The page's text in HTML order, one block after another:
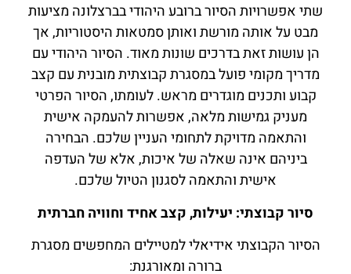
שתי אפשרויות הסיור ברובע היהודי בברצלונה מציעות
מבט על אותה מורשת ואותן סמטאות היסטוריות, אך
הן עושות זאת בדרכים שונות מאוד. הסיור היהודי עם
מדריך מקומי פועל במסגרת קבוצתית מובנית עם קצב
קבוע ותכנים מוגדרים מראש. לעומתו, הסיור הפרטי
מעניק גמישות מלאה, אפשרות להעמקה אישית
והתאמה מדויקת לתחומי העניין שלכם. הבחירה
ביניהם אינה שאלה של איכות, אלא של העדפה
אישית והתאמה לסגנון הטיול שלכם.
סיור קבוצתי: יעילות, קצב אחיד וחוויה חברתית
הסיור הקבוצתי אידיאלי למטיילים המחפשים מסגרת
ברורה ומאורגנת: